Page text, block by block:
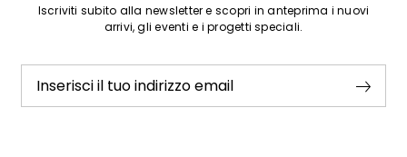
Iscriviti subito alla newsletter e scopri in anteprima i nuovi
arrivi, gli eventi e i progetti speciali.
Inserisci il tuo indirizzo email